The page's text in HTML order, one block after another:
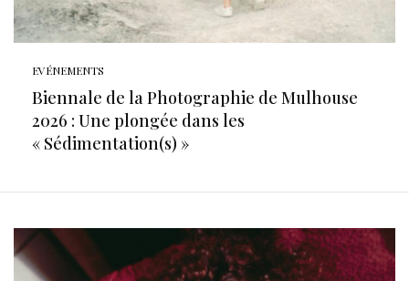
EVÉNEMENTS
Biennale de la Photographie de Mulhouse
2026 : Une plongée dans les
« Sédimentation(s) »